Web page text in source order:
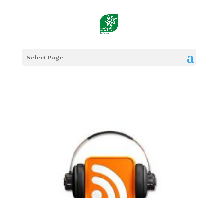
Select Page